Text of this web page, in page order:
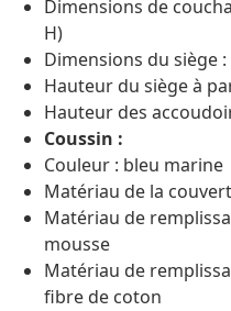
Dimensions de
H)
Dimensions du siège :
Hauteur du siège à
Hauteur des
Coussin :
Couleur : bleu marine
Matériau de la
Matériau de
mousse
Matériau de
fibre de coton